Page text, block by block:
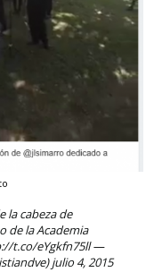
la cabeza de
de la Academia
t.co/eYgkfn75ll—
julio 4, 2015